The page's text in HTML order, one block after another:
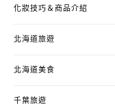
化妝技巧＆商品介紹
北海道旅遊
北海道美食
千葉旅遊